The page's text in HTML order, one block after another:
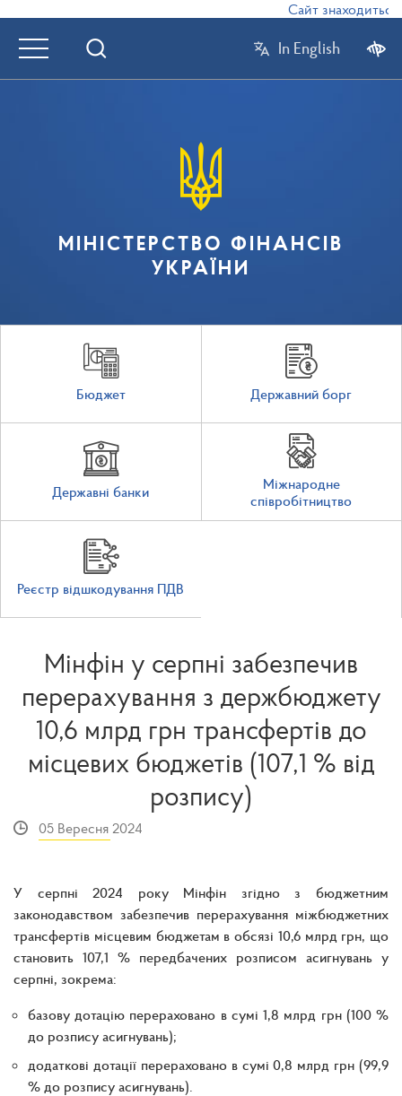
Сайт знаходиться
In English
МІНІСТЕРСТВО ФІНАНСІВ
УКРАЇНИ
Бюджет Державний борг
Державні банки
Міжнародне
співробітництво
Реєстр відшкодування ПДВ
Мінфін у серпні забезпечив
перерахування з держбюджету
10,6 млрд грн трансфертів до
місцевих бюджетів (107,1 % від
розпису)
05 Вересня 2024
У серпні 2024 року Мінфін згідно з бюджетним
законодавством забезпечив перерахування міжбюджетних
трансфертів місцевим бюджетам в обсязі 10,6 млрд грн, що
становить 107,1 % передбачених розписом асигнувань у
серпні, зокрема:
базову дотацію перераховано в сумі 1,8 млрд грн (100 %
до розпису асигнувань);
додаткові дотації перераховано в сумі 0,8 млрд грн (99,9
% до розпису асигнувань).